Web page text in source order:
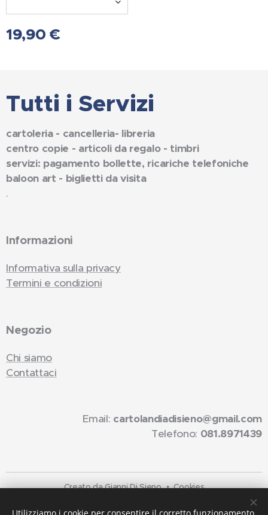
19,90 €
Tutti i Servizi
cartoleria - cancelleria- libreria
centro copie - articoli da regalo - timbri
servizi: pagamento bollette, ricariche telefoniche
baloon art - biglietti da visita
.
Informazioni
Informativa sulla privacy
Termini e condizioni
Negozio
Chi siamo
Contattaci
Email: cartolandiadisieno@gmail.com
Telefono: 081.8971439
Creato da Gianni Di Sieno Cookies
Lingue